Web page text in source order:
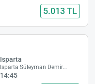
5.013 TL
Isparta
Isparta Süleyman Demirel Havalimanı
14:45